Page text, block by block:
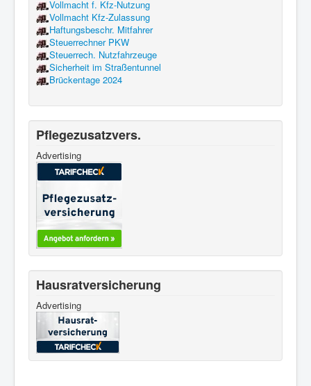
Vollmacht f. Kfz-Nutzung
Vollmacht Kfz-Zulassung
Haftungsbeschr. Mitfahrer
Steuerrechner PKW
Steuerrech. Nutzfahrzeuge
Sicherheit im Straßentunnel
Brückentage 2024
Pflegezusatzvers.
Advertising
Hausratversicherung
Advertising